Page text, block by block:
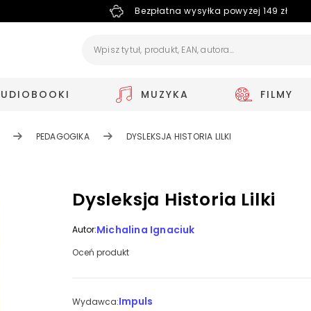
Bezpłatna wysyłka powyżej 149 zł
MUZYKA FILMY
PEDAGOGIKA DYSLEKSJA HISTORIA LILKI
Dysleksja Historia Lilki
Autor:Michalina Ignaciuk
Oceń produkt
Wydawca:Impuls